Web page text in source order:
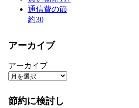
通信費の節
約30
アーカイブ
アーカイブ
節約に検討し